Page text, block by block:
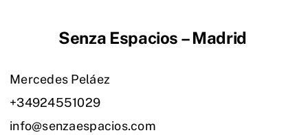
Senza Espacios – Madrid
Mercedes Peláez
+34924551029
info@senzaespacios.com